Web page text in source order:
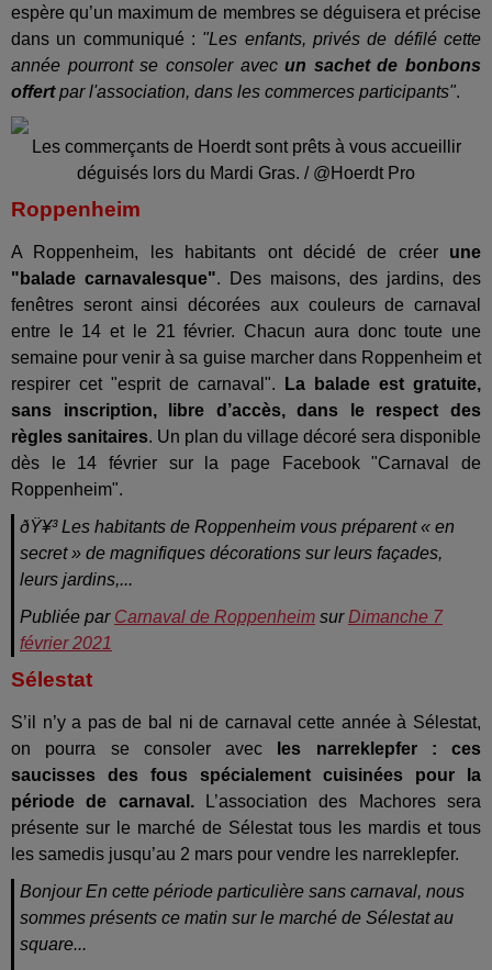
espère qu’un maximum de membres se déguisera et précise
dans un communiqué : "Les enfants, privés de défilé cette
année pourront se consoler avecun sachet de bonbons
offertpar l'association, dans les commerces participants".
Les commerçants de Hoerdt sont prêts à vous accueillir
déguisés lors du Mardi Gras. / @Hoerdt Pro
Roppenheim
A Roppenheim, les habitants ont décidé de créer une
"balade carnavalesque". Des maisons, des jardins, des
fenêtres seront ainsi décorées aux couleurs de carnaval
entre le 14 et le 21 février. Chacun aura donc toute une
semaine pour venir à sa guise marcher dans Roppenheim et
respirer cet "esprit de carnaval".
La balade est gratuite,
sans inscription, libre d’accès, dans le respect des
règles sanitaires. Un plan du village décoré sera disponible
dès le 14 février sur la page Facebook "Carnaval de
Roppenheim".
ðŸ¥³ Les habitants de Roppenheim vous préparent « en
secret » de magnifiques décorations sur leurs façades,
leurs jardins,...
Publiée par Carnaval de Roppenheim surDimanche 7
février 2021
Sélestat
S’il n’y a pas de bal ni de carnaval cette année à Sélestat,
on pourra se consoler avec
les narreklepfer : ces
saucisses des fous spécialement cuisinées pour la
période de carnaval.L’association des Machores sera
présente sur le marché de Sélestat tous les mardis et tous
les samedis jusqu’au 2 mars pour vendre les narreklepfer.
Bonjour En cette période particulière sans carnaval, nous
sommes présents ce matin sur le marché de Sélestat au
square...